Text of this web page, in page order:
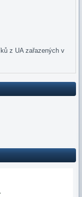
z UA zařazených v